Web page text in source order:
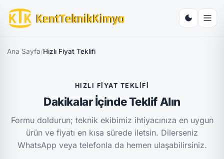
Ana Sayfa/Hızlı Fiyat Teklifi
HIZLI FIYAT TEKLIFI
Dakikalar İçinde Teklif Alın
Formu doldurun; teknik ekibimiz ihtiyacınıza en uygun
ürün ve fiyatı en kısa sürede iletsin. Dilerseniz
WhatsApp veya telefonla da hemen ulaşabilirsiniz.